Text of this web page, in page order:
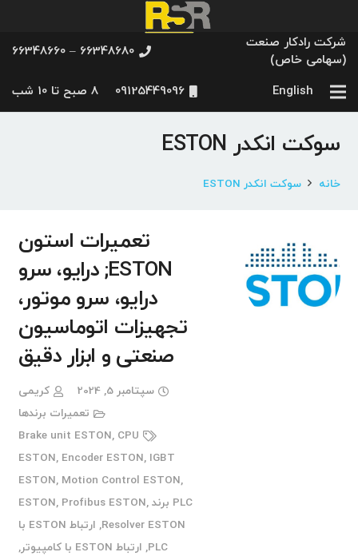
شرکت رادکار صنعت
(سهامی خاص)
66348680 – 66348660
English
09125449096 8 صبح تا 10 شب
سوکت انکدر ESTON
خانه سوکت انکدر ESTON
تعمیرات استون
ESTON; درایو، سرو
درایو، سرو موتور،
تجهیزات اتوماسیون
صنعتی و ابزار دقیق
سپتامبر 5, 2024
کریمی
تعمیرات برندها
Brake unit ESTON, CPU
ESTON, Encoder ESTON, IGBT
ESTON, Motion Control ESTON,
PLC برند ESTON
, Profibus ESTON,
Resolver ESTON
,
ارتباط ESTON با
PLC
, ارتباط ESTON با کامپیوتر
,